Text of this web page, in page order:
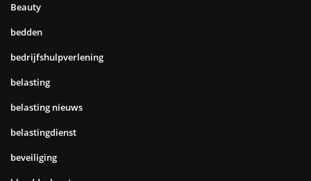
Beauty
bedden
bedrijfshulpverlening
belasting
belasting nieuws
belastingdienst
beveiliging